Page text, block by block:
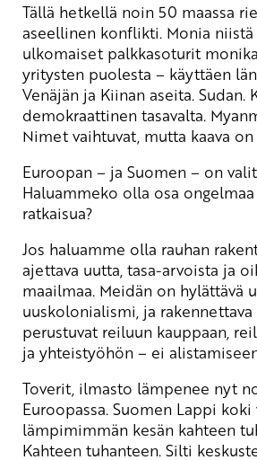
Tällä hetkellä noin 50 maassa
aseellinen konflikti. Monia niistä
ulkomaiset palkkasoturit
yritysten puolesta – käyttäen
Venäjän ja Kiinan aseita. Sudan.
demokraattinen tasavalta.
Nimet vaihtuvat, mutta kaava on
Euroopan – ja Suomen – on
Haluammeko olla osa ongelmaa
ratkaisua?
Jos haluamme olla rauhan
ajettava uutta, tasa-arvoista ja
maailmaa. Meidän on hylättävä
uuskolonialismi, ja
perustuvat reiluun kauppaan,
ja yhteistyöhön – ei
Toverit, ilmasto lämpenee nyt
Euroopassa. Suomen Lappi
lämpimimmän kesän kahteen
Kahteen tuhanteen. Silti